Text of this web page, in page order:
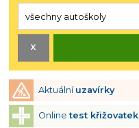
Aktuální uzavírky
Onlinetest křižovatek